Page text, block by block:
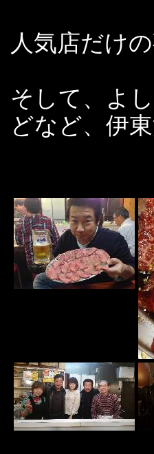
人気店だけ
そして、よ
どなど、伊